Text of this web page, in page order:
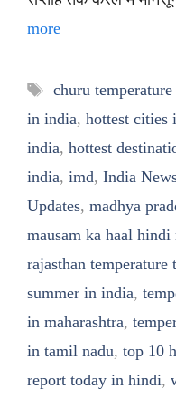
more
Tags
churu temperature
in india, hottest cities
india, hottest
india, imd, India
Updates, madhya
mausam ka haal hindi
rajasthan temperature
summer in india,
in maharashtra,
in tamil nadu, top 10
report today in hindi,